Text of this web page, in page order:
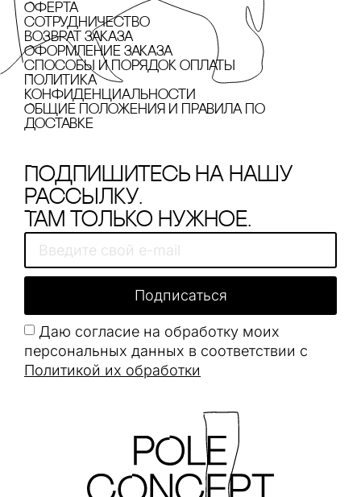
Оферта
сотрудничество
Возврат заказа
Оформление заказа
cпособы и порядок оплаты
Политика
конфиденциальности
Общие положения и правила по
доставке
Подпишитесь на нашу
рассылку.
Там только нужное.
Даю согласие на обработку моих
персональных данных в соответствии с
Политикой их обработки
Подписаться